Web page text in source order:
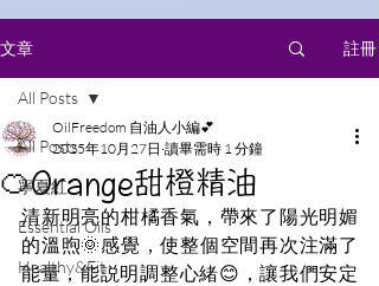
文章 註冊
All Posts
寧夏紅
Essential Oils
Healthy&Fit
All Posts
🍊Orange甜橙精油
OilFreedom 自油人小編💕
2025年10月27日 讀畢需時 1 分鐘
清新明亮的柑橘香氣，帶來了陽光明媚
的溫煦🌞感覺，使整個空間再次注滿了
能量，能説明調整心緒😊，讓我們安定